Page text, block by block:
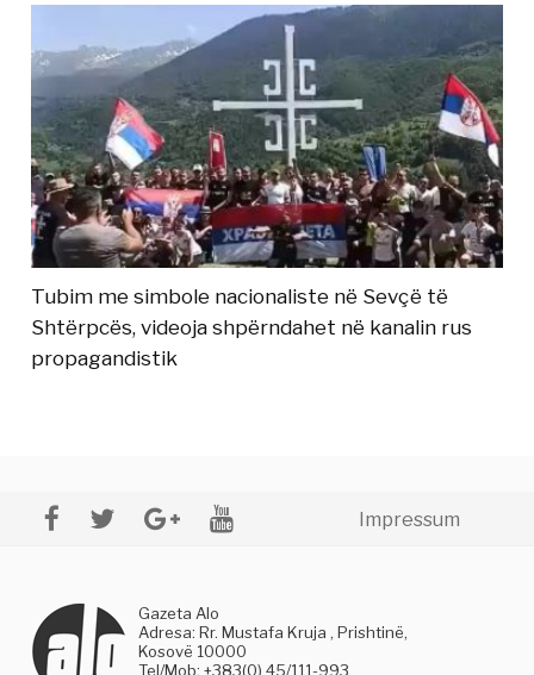
Tubim me simbole nacionaliste në Sevçë të
Shtërpcës, videoja shpërndahet në kanalin rus
propagandistik
Impressum
Gazeta Alo
Adresa: Rr. Mustafa Kruja , Prishtinë,
Kosovë 10000
Tel/Mob: +383(0) 45/111-993